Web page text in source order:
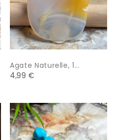
Agate Naturelle, 1...
4,99 €